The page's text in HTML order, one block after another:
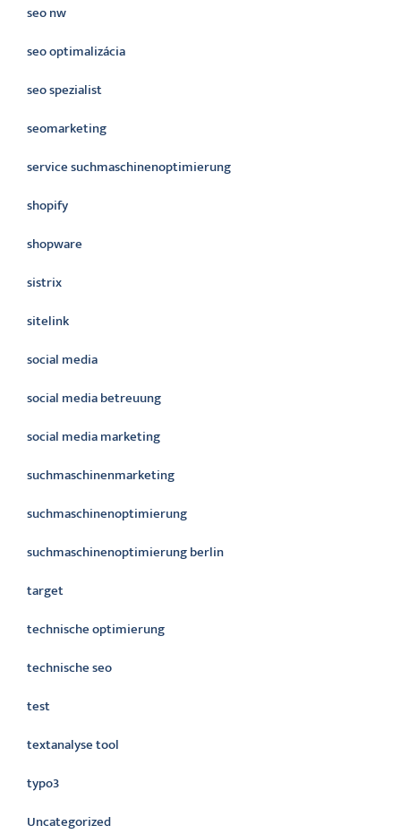
seo nw
seo optimalizácia
seo spezialist
seomarketing
service suchmaschinenoptimierung
shopify
shopware
sistrix
sitelink
social media
social media betreuung
social media marketing
suchmaschinenmarketing
suchmaschinenoptimierung
suchmaschinenoptimierung berlin
target
technische optimierung
technische seo
test
textanalyse tool
typo3
Uncategorized